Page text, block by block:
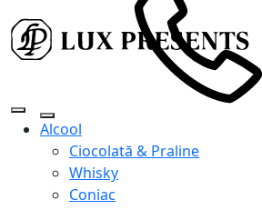
Alcool
Ciocolată & Praline
Whisky
Coniac